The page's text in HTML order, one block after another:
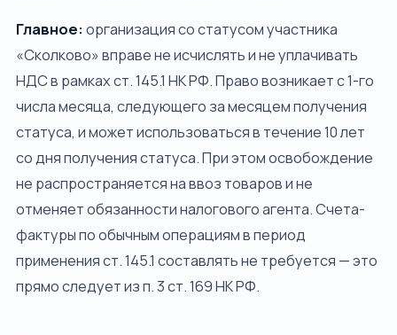
+7 920-898-17-18
reestrgarant@mail.ru
Подать заявку
Главное: организация со статусом участника
«Сколково» вправе не исчислять и не уплачивать
НДС в рамках ст. 145.1 НК РФ. Право возникает с 1-го
числа месяца, следующего за месяцем получения
статуса, и может использоваться в течение 10 лет
со дня получения статуса. При этом освобождение
не распространяется на ввоз товаров и не
отменяет обязанности налогового агента. Счета-
фактуры по обычным операциям в период
применения ст. 145.1 составлять не требуется — это
прямо следует из п. 3 ст. 169 НК РФ.